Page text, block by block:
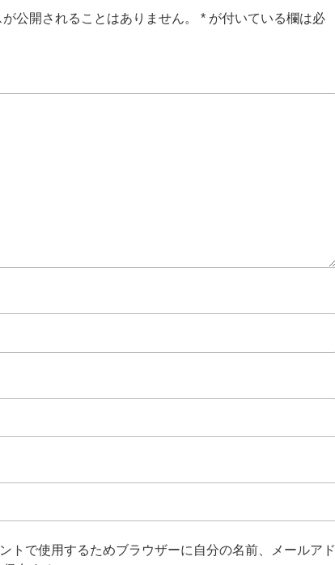
公開されることはありません。 * が付いている欄は必
トで使用するためブラウザーに自分の名前、メールアド